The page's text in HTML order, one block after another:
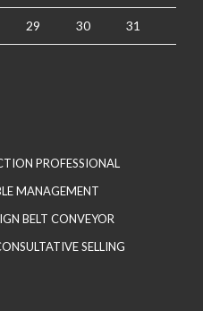
29 30 31
PROFESSIONAL
MANAGEMENT
BELT CONVEYOR
SELLING